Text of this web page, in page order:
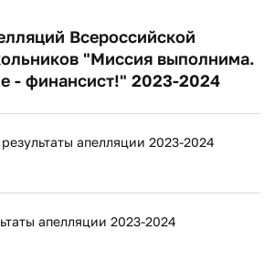
Всероссийской
"Миссия выполнима.
- финансист!" 2023-2024
апелляции 2023-2024
апелляции 2023-2024